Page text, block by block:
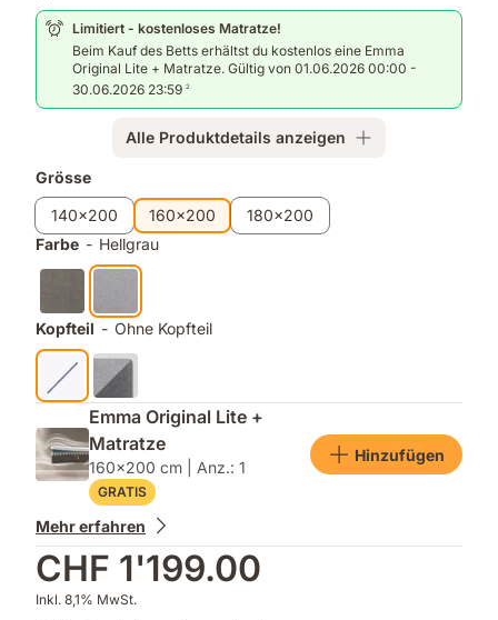
796
Liter
Stauraum
Bettkasten
langlebig
und
hoher
Komfort
Lattenrost
inklusiveLimitiert - kostenloses Matratze!
Beim Kauf des Betts erhältst du kostenlos eine Emma
Original Lite + Matratze. Gültig von 01.06.2026 00:00 -
30.06.2026 23:59 2
Alle Produktdetails anzeigen
Zusatzprodukte
Grösse
140x200
160x200
180x200
Farbe - Hellgrau
Kopfteil - Ohne Kopfteil
Emma Original Lite +
Matratze
160x200 cm | Anz.: 1
GRATIS
Hinzufügen
Mehr erfahren
CHF 1'199.00
Inkl. 8,1% MwSt.